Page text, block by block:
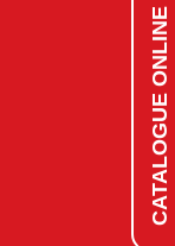
CATALOGUE ONLINE